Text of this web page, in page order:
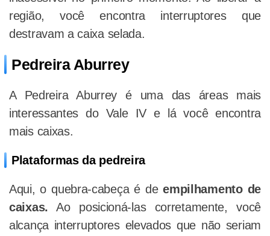
região, você encontra interruptores que
destravam a caixa selada.
Pedreira Aburrey
A Pedreira Aburrey é uma das áreas mais
interessantes do Vale IV e lá você encontra
mais caixas.
Plataformas da pedreira
Aqui, o quebra-cabeça é deempilhamento de
caixas. Ao posicioná-las corretamente, você
alcança interruptores elevados que não seriam